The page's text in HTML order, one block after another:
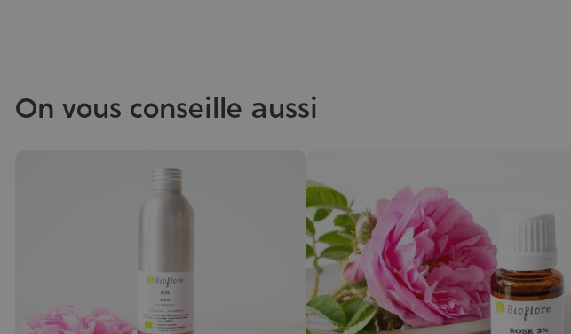
On vous conseille aussi